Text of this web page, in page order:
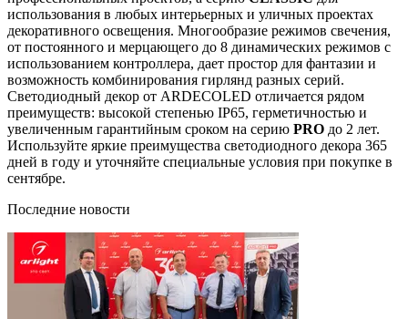
использования в любых интерьерных и уличных проектах
декоративного освещения. Многообразие режимов свечения,
от постоянного и мерцающего до 8 динамических режимов с
использованием контроллера, дает простор для фантазии и
возможность комбинирования гирлянд разных серий.
Светодиодный декор от ARDECOLED отличается рядом
преимуществ: высокой степенью IP65, герметичностью и
увеличенным гарантийным сроком на серию PRO до 2 лет.
Используйте яркие преимущества светодиодного декора 365
дней в году и уточняйте специальные условия при покупке в
сентябре.
Последние новости